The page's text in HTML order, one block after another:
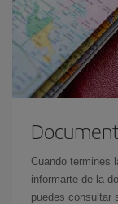
Cuando termines
informarte de la
puedes consultar